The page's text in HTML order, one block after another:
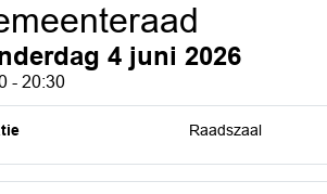
4 juni 2026
- 20:30
Raadszaal